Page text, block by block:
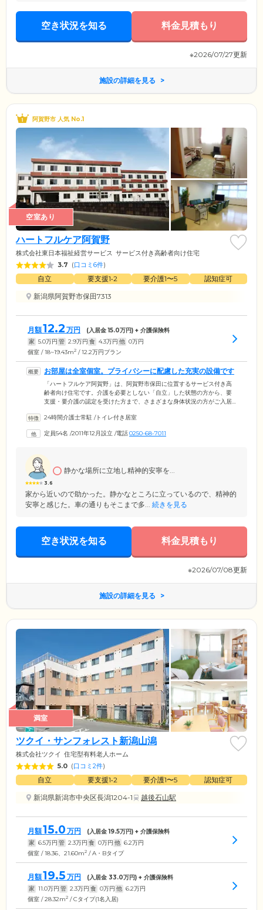
空き状況を知る 料金見積もり
※2026/07/27更新
施設の詳細を見る
阿賀野市 人気 No.1
空室あり
ハートフルケア阿賀野
株式会社東日本福祉経営サービス サービス付き高齢者向け住宅
3.7 (口コミ6件)
自立 要支援1•2 要介護1〜5
認知症可
新潟県阿賀野市保田7313
月額12.2 万円 (入居金15.0万円) + 介護保険料
家 5.0万円 管 2.9万円 食 4.3万円 他 0万円
個室 / 18~19.43m2 / 12.2万円プラン
お部屋は全室個室。プライバシーに配慮した充実の設備です
「ハートフルケア阿賀野」は、阿賀野市保田に位置するサービス付き高
齢者向け住宅です。介護を必要としない「自立」した状態の方から、要
支援・要介護の認定を受けた方まで、さまざまな身体状況の方がご入居
ーに配慮した個室。各居室には、トイレ、独立洗面台のほか、エアコン
共用部分には大浴場をご用意。足を伸ばしながらのびのびとご入浴いた
24時間介護士常駐 /トイレ付き居室
定員54名 /2011年12月設立 /電話0250-68-7011
3.6
静かな場所に立地し精神的安寧を...
家から近いので助かった。静かなところに立っているので、精神的
安寧と感じた。車の通りもそこまで多... 続きを見る
空き状況を知る 料金見積もり
※2026/07/08更新
施設の詳細を見る
満室
ツクイ・サンフォレスト新潟山潟
株式会社ツクイ 住宅型有料老人ホーム
5.0 (口コミ2件)
自立 要支援1•2 要介護1〜5
認知症可
新潟県新潟市中央区長潟1204-1
越後石山駅
月額15.0 万円 (入居金19.5万円) + 介護保険料
家 6.5万円 管 2.3万円 食 0万円 他 6.2万円
個室 / 18.36、21.60m2 / A・Bタイプ
月額19.5 万円 (入居金 33.0万円) + 介護保険料
家 11.0万円 管 2.3万円 食 0万円 他 6.2万円
個室 / 28.32m2 / Cタイプ(1名入居)